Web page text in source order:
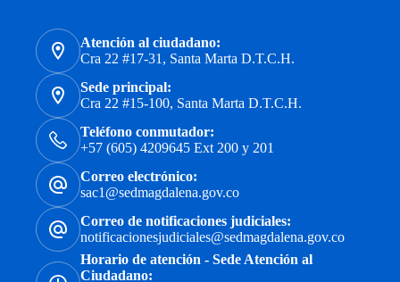
Atención al ciudadano:
Cra 22 #17-31, Santa Marta D.T.C.H.
Sede principal:
Cra 22 #15-100, Santa Marta D.T.C.H.
Teléfono conmutador:
+57 (605) 4209645 Ext 200 y 201
Correo electrónico:
sac1@sedmagdalena.gov.co
Correo de notificaciones judiciales:
notificacionesjudiciales@sedmagdalena.gov.co
Horario de atención - Sede Atención al
Ciudadano: